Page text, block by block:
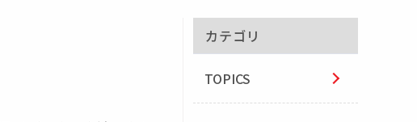
カテゴリ
TOPICS